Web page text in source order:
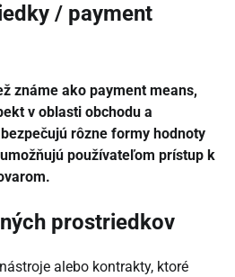
/ payment
známe ako payment means,
v oblasti obchodu a
rôzne formy hodnoty
používateľom prístup k
prostriedkov
alebo kontrakty, ktoré